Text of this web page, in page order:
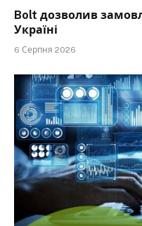
Bolt дозволив
Україні
6 Серпня 2026